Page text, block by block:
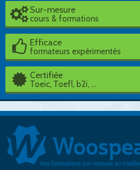
Sur-mesure
cours & formations
Efficace
formateurs expérimentés
Certifiée
Toeic, Toefl, b2i, ...